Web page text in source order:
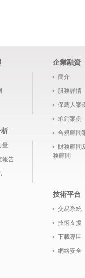
析
量
報告
企業融資
簡介
服務詳情
保薦人案
承銷案例
合規顧問
財務顧問
務顧問
技術平台
交易系統
技術支援
下載專區
網絡安全